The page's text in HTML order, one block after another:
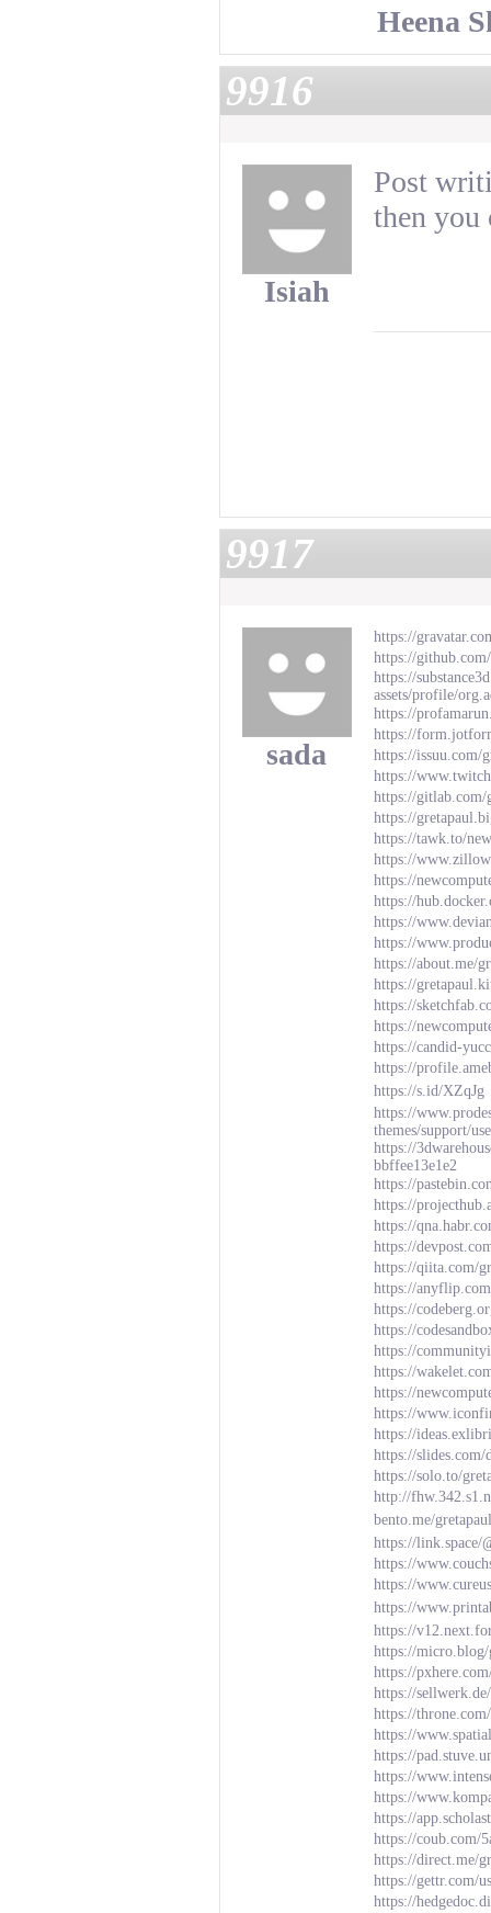
Heena
9916
Isiah
Post
then
9917
sada
https://
https://
https://
assets/profile/
https://
https://
https://issuu.com/
https://
https://gitlab.com/
https://
https://tawk.to/
https://
https://
https://
https://
https://
https://about.me/
https://
https://
https://
https://candid-
https://
https://s.id/XZqJg
https://
themes/support/
https://
bbffee13e1e2
https://
https://
https://
https://
https://qiita.com/
https://
https://
https://
https://
https://
https://
https://
https://
https://
https://solo.to/
http://
bento.me/
https://link.space/
https://
https://
https://
https://
https://micro.blog/
https://
https://
https://
https://
https://
https://
https://
https://
https://coub.com/
https://direct.me/
https://gettr.com/
https://